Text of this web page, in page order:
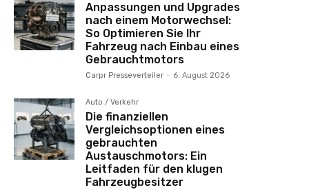
Anpassungen und Upgrades
nach einem Motorwechsel:
So Optimieren Sie Ihr
Fahrzeug nach Einbau eines
Gebrauchtmotors
Carpr Presseverteiler - 6. August 2026
Auto / Verkehr
Die finanziellen
Vergleichsoptionen eines
gebrauchten
Austauschmotors: Ein
Leitfaden für den klugen
Fahrzeugbesitzer